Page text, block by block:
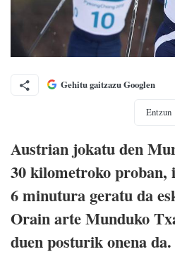
Gehitu gaitzazu Googlen
Entzun
Austrian jokatu den
30 kilometroko proban,
6 minutura geratu da
Orain arte Munduko
duen posturik onena da.